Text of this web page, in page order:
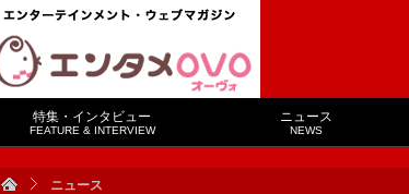
特集・インタビュー
FEATURE & INTERVIEW
ニュース
NEWS
ニュース